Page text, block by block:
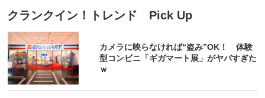
クランクイン！トレンド Pick Up
カメラに映らなければ“盗み”OK！ 体験
型コンビニ「ギガマート展」がヤバすぎた
ｗ